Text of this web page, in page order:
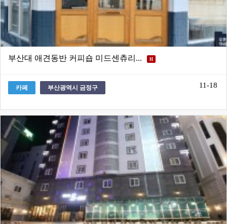
부산대 애견동반 커피숍 미드센츄리... H
카페 부산광역시 금정구 11-18